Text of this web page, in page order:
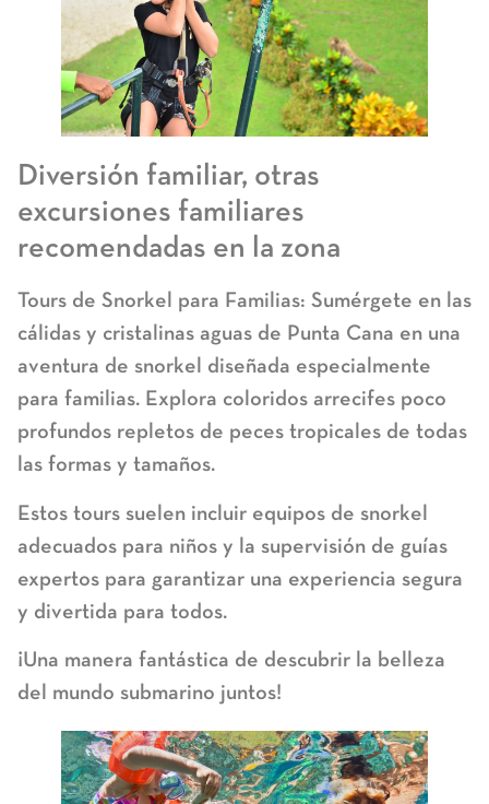
Diversión familiar, otras
excursiones familiares
recomendadas en la zona
Tours de Snorkel para Familias: Sumérgete en las
cálidas y cristalinas aguas de Punta Cana en una
aventura de snorkel diseñada especialmente
para familias. Explora coloridos arrecifes poco
profundos repletos de peces tropicales de todas
las formas y tamaños.
Estos tours suelen incluir equipos de snorkel
adecuados para niños y la supervisión de guías
expertos para garantizar una experiencia segura
y divertida para todos.
¡Una manera fantástica de descubrir la belleza
del mundo submarino juntos!